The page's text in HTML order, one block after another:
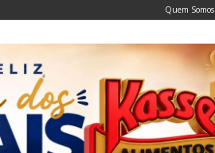
Quem Somos